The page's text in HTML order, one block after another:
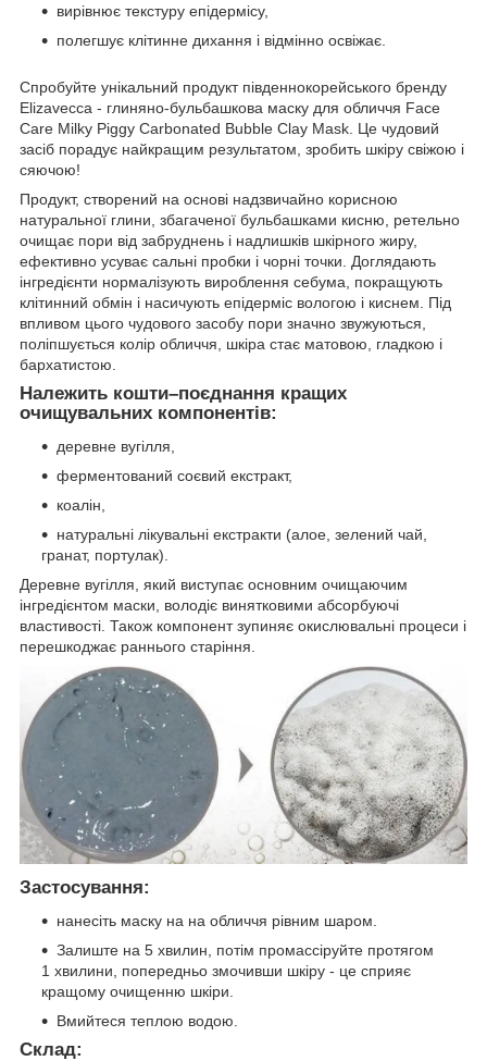
вирівнює текстуру епідермісу,
полегшує клітинне дихання і відмінно освіжає.
Спробуйте унікальний продукт південнокорейського бренду
Elizavecca - глиняно-бульбашкова маску для обличчя Face
Care Milky Piggy Carbonated Bubble Clay Mask. Це чудовий
засіб порадує найкращим результатом, зробить шкіру свіжою і
сяючою!
Продукт, створений на основі надзвичайно корисною
натуральної глини, збагаченої бульбашками кисню, ретельно
очищає пори від забруднень і надлишків шкірного жиру,
ефективно усуває сальні пробки і чорні точки. Доглядають
інгредієнти нормалізують вироблення себума, покращують
клітинний обмін і насичують епідерміс вологою і киснем. Під
впливом цього чудового засобу пори значно звужуються,
поліпшується колір обличчя, шкіра стає матовою, гладкою і
бархатистою.
Належить кошти–поєднання кращих
очищувальних компонентів:
деревне вугілля,
ферментований соєвий екстракт,
коалін,
натуральні лікувальні екстракти (алое, зелений чай,
гранат, портулак).
Деревне вугілля, який виступає основним очищаючим
інгредієнтом маски, володіє винятковими абсорбуючі
властивості. Також компонент зупиняє окислювальні процеси і
перешкоджає раннього старіння.
Застосування:
нанесіть маску на на обличчя рівним шаром.
Залиште на 5 хвилин, потім промассіруйте протягом
1 хвилини, попередньо змочивши шкіру - це сприяє
кращому очищенню шкіри.
Вмийтеся теплою водою.
Склад: